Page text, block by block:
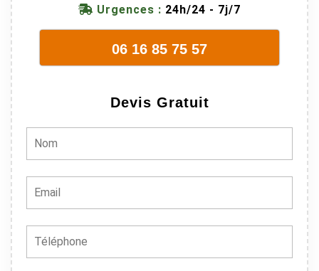
Urgences : 24h/24 - 7j/7
06 16 85 75 57
Devis Gratuit